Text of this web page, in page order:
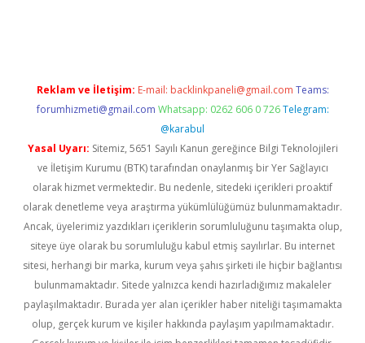
Reklam ve İletişim: E-mail: backlinkpaneli@gmail.com Teams:
forumhizmeti@gmail.com Whatsapp: 0262 606 0 726 Telegram:
@karabul
Yasal Uyarı: Sitemiz, 5651 Sayılı Kanun gereğince Bilgi Teknolojileri
ve İletişim Kurumu (BTK) tarafından onaylanmış bir Yer Sağlayıcı
olarak hizmet vermektedir. Bu nedenle, sitedeki içerikleri proaktif
olarak denetleme veya araştırma yükümlülüğümüz bulunmamaktadır.
Ancak, üyelerimiz yazdıkları içeriklerin sorumluluğunu taşımakta olup,
siteye üye olarak bu sorumluluğu kabul etmiş sayılırlar. Bu internet
sitesi, herhangi bir marka, kurum veya şahıs şirketi ile hiçbir bağlantısı
bulunmamaktadır. Sitede yalnızca kendi hazırladığımız makaleler
paylaşılmaktadır. Burada yer alan içerikler haber niteliği taşımamakta
olup, gerçek kurum ve kişiler hakkında paylaşım yapılmamaktadır.